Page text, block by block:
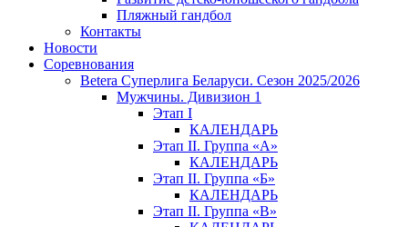
Пляжный гандбол
Контакты
Новости
Соревнования
Betera Суперлига Беларуси. Сезон 2025/2026
Мужчины. Дивизион 1
Этап I
КАЛЕНДАРЬ
Этап II. Группа «А»
КАЛЕНДАРЬ
Этап II. Группа «Б»
КАЛЕНДАРЬ
Этап II. Группа «В»